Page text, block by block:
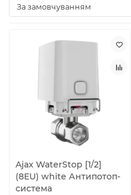
Ajax WaterStop [1/2]
(8EU) white Антипотоп-
система